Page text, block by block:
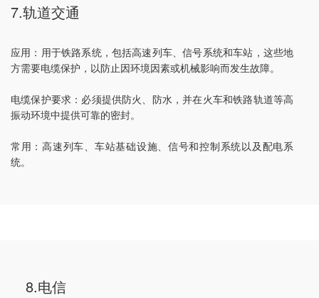
7.轨道交通
应用：用于铁路系统，包括高速列车、信号系统和车站，这些地
方需要电缆保护，以防止因环境因素或机械影响而发生故障。
电缆保护要求：必须提供防火、防水，并在火车和铁路轨道等高
振动环境中提供可靠的密封。
常用：高速列车、车站基础设施、信号和控制系统以及配电系
统。
8.电信